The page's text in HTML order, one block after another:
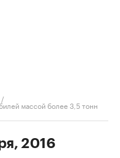
/
массой более 3,5 тонн
2016